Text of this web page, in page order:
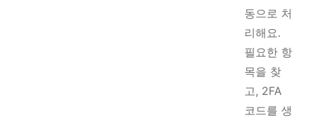
동으로 처
리해요.
필요한 항
목을 찾
고, 2FA
코드를 생